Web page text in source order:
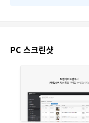
PC 스크린샷